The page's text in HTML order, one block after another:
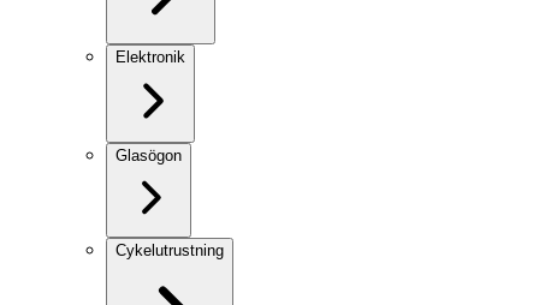
Elektronik
Glasögon
Cykelutrustning